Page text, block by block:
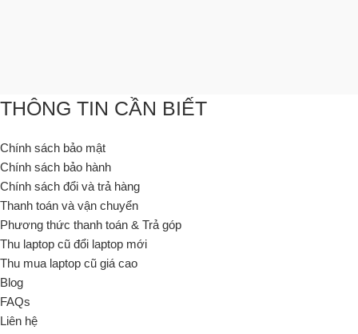
THÔNG TIN CẦN BIẾT
Chính sách bảo mật
Chính sách bảo hành
Chính sách đổi và trả hàng
Thanh toán và vận chuyển
Phương thức thanh toán & Trả góp
Thu laptop cũ đổi laptop mới
Thu mua laptop cũ giá cao
Blog
FAQs
Liên hệ